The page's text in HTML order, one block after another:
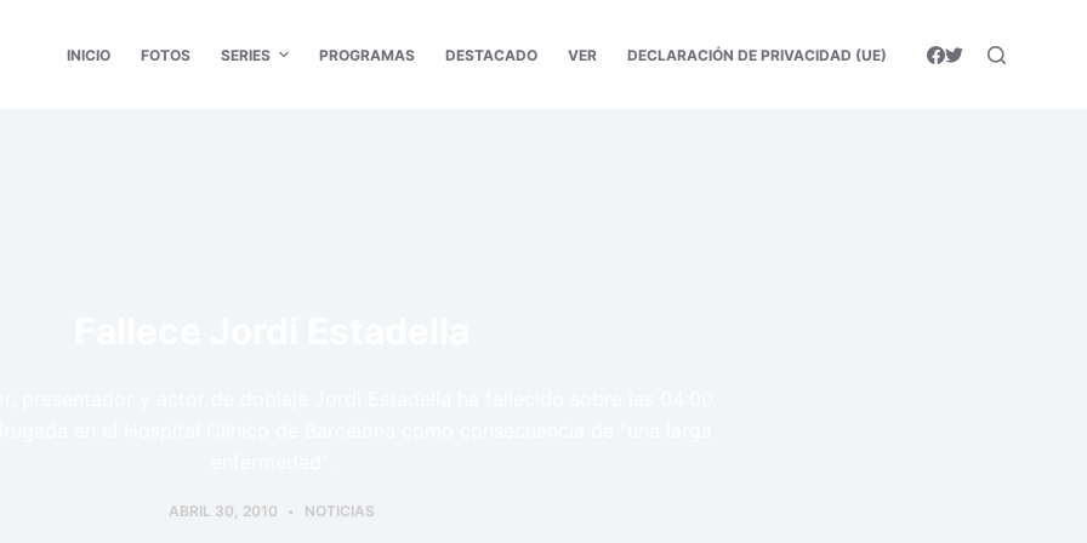
INICIO FOTOS SERIES PROGRAMAS DESTACADO VER DECLARACIÓN DE PRIVACIDAD (UE)
ABRIL 30, 2010 NOTICIAS